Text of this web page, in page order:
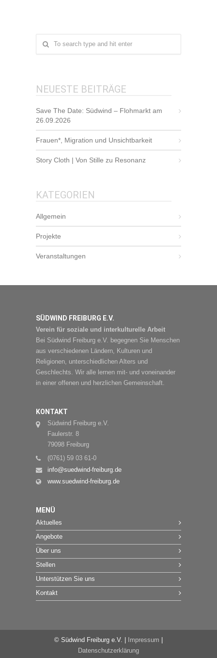
NEUESTE BEITRÄGE
Save The Date: Südwind – Flohmarkt am
26.09.2026
Frauen*, Migration und Unsichtbarkeit
Story Cloth | Von Stille zu Resonanz
KATEGORIEN
Allgemein
Projekte
Veranstaltungen
SÜDWIND FREIBURG E.V.
Verein für soziale und interkulturelle Arbeit
Bei Südwind Freiburg e.V. begegnen Sie Menschen
aus verschiedenen Ländern, Kulturen und
Religionen, unterschiedlichen Alters und
Geschlechts. Wir alle lernen mit- und voneinander
in einer offenen und herzlichen Gemeinschaft.
KONTAKT
Südwind Freiburg e.V.
Faulerstr. 8
79098 Freiburg
(0761) 59 03 61-0
info@suedwind-freiburg.de
www.suedwind-freiburg.de
MENÜ
Aktuelles
Angebote
Über uns
Stellen
Unterstützen Sie uns
Kontakt
© Südwind Freiburg e.V. | Impressum |
Datenschutzerklärung